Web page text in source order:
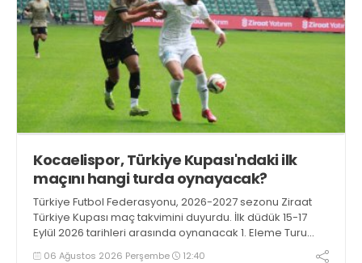
Kocaelispor, Türkiye Kupası'ndaki ilk
maçını hangi turda oynayacak?
Türkiye Futbol Federasyonu, 2026-2027 sezonu Ziraat
Türkiye Kupası maç takvimini duyurdu. İlk düdük 15-17
Eylül 2026 tarihleri arasında oynanacak 1. Eleme Turu
karşılaşmalarıyla çalacak.
06 Ağustos 2026 Perşembe 12:40